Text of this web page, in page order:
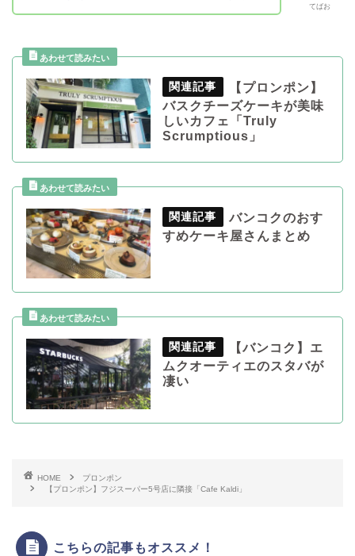
てばお
【プロンポン】
バスクチーズケーキが美味
しいカフェ「Truly
Scrumptious」
バンコクのおす
すめケーキ屋さんまとめ
【バンコク】エ
ムクオーティエのスタバが
凄い
HOME
プロンポン
【プロンポン】フジスーパー5号店に隣接「Cafe Kaldi」
こちらの記事もオススメ！